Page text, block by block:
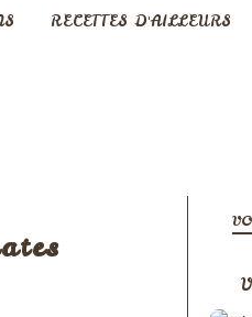
RECETTES D'AILLEURS